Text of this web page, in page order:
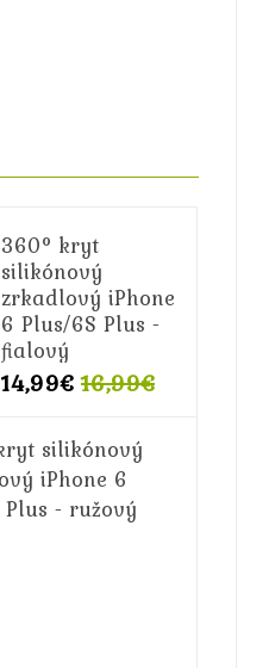
360° kryt
silikónový
zrkadlový iPhone
6 Plus/6S Plus -
fialový
14,99€ 16,99€